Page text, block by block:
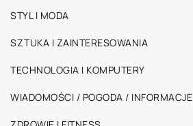
STYL I MODA
SZTUKA I ZAINTERESOWANIA
TECHNOLOGIA I KOMPUTERY
WIADOMOŚCI / POGODA / INFORMACJE